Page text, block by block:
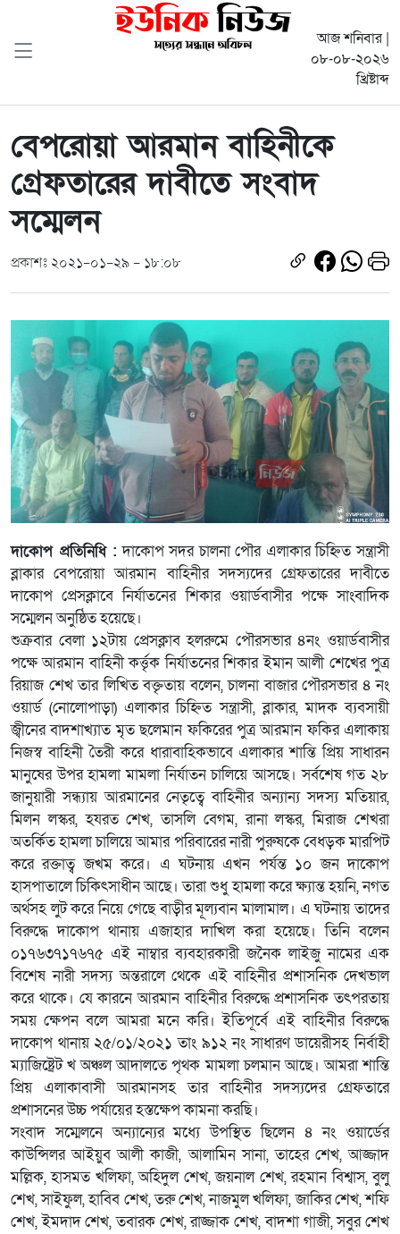
আজ শনিবার |
০৮-০৮-২০২৬
খ্রিষ্টাব্দ
বেপরোয়া আরমান বাহিনীকে
গ্রেফতারের দাবীতে সংবাদ
সম্মেলন
প্রকাশঃ ২০২১-০১-২৯ - ১৮:০৮
দাকোপ প্রতিনিধি : দাকোপ সদর চালনা পৌর এলাকার চিহ্নিত সন্ত্রাসী
ব্লাকার বেপরোয়া আরমান বাহিনীর সদস্যদের গ্রেফতারের দাবীতে
দাকোপ প্রেসক্লাবে নির্যাতনের শিকার ওয়ার্ডবাসীর পক্ষে সাংবাদিক
সম্মেলন অনুষ্ঠিত হয়েছে।
শুক্রবার বেলা ১২টায় প্রেসক্লাব হলরুমে পৌরসভার ৪নং ওয়ার্ডবাসীর
পক্ষে আরমান বাহিনী কর্ত্তৃক নির্যাতনের শিকার ইমান আলী শেখের পুত্র
রিয়াজ শেখ তার লিখিত বক্তৃতায় বলেন, চালনা বাজার পৌরসভার ৪ নং
ওয়ার্ড (নোলোপাড়া) এলাকার চিহ্নিত সন্ত্রাসী, ব্লাকার, মাদক ব্যবসায়ী
জ্বীনের বাদশাখ্যাত মৃত ছলেমান ফকিরের পুত্র আরমান ফকির এলাকায়
নিজস্ব বাহিনী তৈরী করে ধারাবাহিকভাবে এলাকার শান্তি প্রিয় সাধারন
মানুষের উপর হামলা মামলা নির্যাতন চালিয়ে আসছে। সর্বশেষ গত ২৮
জানুয়ারী সন্ধ্যায় আরমানের নেতৃত্বে বাহিনীর অন্যান্য সদস্য মতিয়ার,
মিলন লস্কর, হযরত শেখ, তাসলি বেগম, রানা লস্কর, মিরাজ শেখরা
অতর্কিত হামলা চালিয়ে আমার পরিবারের নারী পুরুষকে বেধড়ক মারপিট
করে রক্তাত্ব জখম করে। এ ঘটনায় এখন পর্যন্ত ১০ জন দাকোপ
হাসপাতালে চিকিৎসাধীন আছে। তারা শুধু হামলা করে ক্ষ্যান্ত হয়নি, নগত
অর্থসহ লুট করে নিয়ে গেছে বাড়ীর মূল্যবান মালামাল। এ ঘটনায় তাদের
বিরুদ্ধে দাকোপ থানায় এজাহার দাখিল করা হয়েছে। তিনি বলেন
০১৭৬৩৭১৭৬৭৫ এই নাম্বার ব্যবহারকারী জনৈক লাইজু নামের এক
বিশেষ নারী সদস্য অন্তরালে থেকে এই বাহিনীর প্রশাসনিক দেখভাল
করে থাকে। যে কারনে আরমান বাহিনীর বিরুদ্ধে প্রশাসনিক তৎপরতায়
সময় ক্ষেপন বলে আমরা মনে করি। ইতিপূর্বে এই বাহিনীর বিরুদ্ধে
দাকোপ থানায় ২৫/০১/২০২১ তাং ৯১২ নং সাধারণ ডায়েরীসহ নির্বাহী
ম্যাজিষ্ট্রেট খ অঞ্চল আদালতে পৃথক মামলা চলমান আছে। আমরা শান্তি
প্রিয় এলাকাবাসী আরমানসহ তার বাহিনীর সদস্যদের গ্রেফতারে
প্রশাসনের উচ্চ পর্যায়ের হস্তক্ষেপ কামনা করছি।
সংবাদ সম্মেলনে অন্যান্যের মধ্যে উপস্থিত ছিলেন ৪ নং ওয়ার্ডের
কাউন্সিলর আইয়ুব আলী কাজী, আলামিন সানা, তাহের শেখ, আজ্জাদ
মল্লিক, হাসমত খলিফা, অহিদুল শেখ, জয়নাল শেখ, রহমান বিশ্বাস, বুলু
শেখ, সাইফুল, হাবিব শেখ, তরু শেখ, নাজমুল খলিফা, জাকির শেখ, শফি
শেখ, ইমদাদ শেখ, তবারক শেখ, রাজ্জাক শেখ, বাদশা গাজী, সবুর শেখ